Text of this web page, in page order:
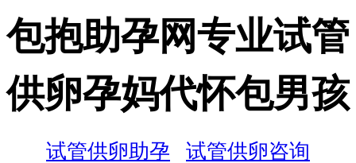
包抱助孕网专业试管
供卵孕妈代怀包男孩
试管供卵助孕
试管供卵咨询